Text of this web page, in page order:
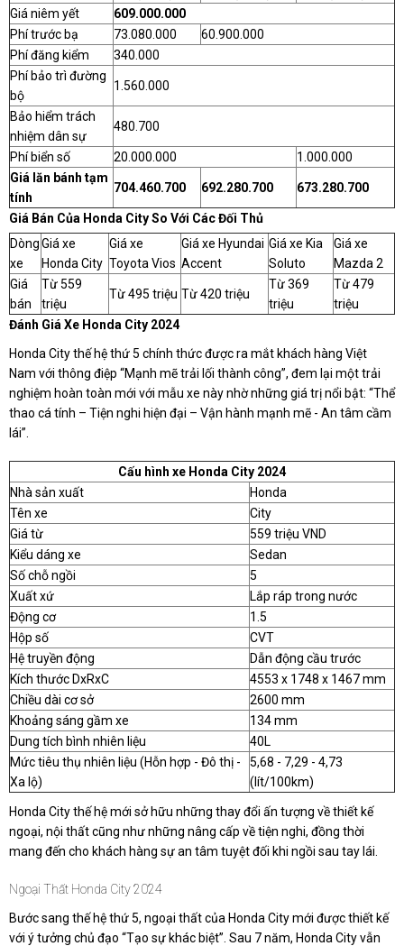
Giá niêm yết
609.000.000
Phí trước bạ
73.080.000
60.900.000
Phí đăng kiểm
340.000
Phí bảo trì đường
bộ
1.560.000
Bảo hiểm trách
nhiệm dân sự
480.700
Phí biển số 20.000.000
1.000.000
Giá lăn bánh tạm
tính
704.460.700 692.280.700 673.280.700
Giá Bán Của Honda City So Với Các Đối Thủ
Dòng
xe
Giá xe
Honda City
Giá xe
Toyota Vios
Giá xe Hyundai
Accent
Giá xe Kia
Soluto
Giá xe
Mazda 2
Giá
bán
Từ 559
triệu
Từ 495 triệu Từ 420 triệu
Từ 369
triệu
Từ 479
triệu
Đánh Giá Xe Honda City 2024
Honda City thế hệ thứ 5 chính thức được ra mắt khách hàng Việt
Nam với thông điệp “Mạnh mẽ trải lối thành công”, đem lại một trải
nghiệm hoàn toàn mới với mẫu xe này nhờ những giá trị nổi bật: “Thể
thao cá tính – Tiện nghi hiện đại – Vận hành mạnh mẽ - An tâm cầm
lái”.
Cấu hình xe Honda City 2024
Nhà sản xuất
Honda
Tên xe
City
Giá từ
559 triệu VND
Kiểu dáng xe
Sedan
Số chỗ ngồi
5
Xuất xứ
Lắp ráp trong nước
Động cơ
1.5
Hộp số
CVT
Hệ truyền động
Dẫn động cầu trước
Kích thước DxRxC
4553 x 1748 x 1467 mm
Chiều dài cơ sở
2600 mm
Khoảng sáng gầm xe
134 mm
Dung tích bình nhiên liệu
40L
Mức tiêu thụ nhiên liệu (Hỗn hợp - Đô thị -
Xa lộ)
5,68 - 7,29 - 4,73
(lít/100km)
Honda City thế hệ mới sở hữu những thay đổi ấn tượng về thiết kế
ngoại, nội thất cũng như những nâng cấp về tiện nghi, đồng thời
mang đến cho khách hàng sự an tâm tuyệt đối khi ngồi sau tay lái.
Ngoại Thất Honda City 2024
Bước sang thế hệ thứ 5, ngoại thất của Honda City mới được thiết kế
với ý tưởng chủ đạo “Tạo sự khác biệt”. Sau 7 năm, Honda City vẫn